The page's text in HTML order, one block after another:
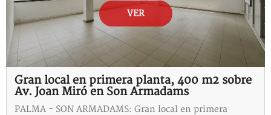
VER
Gran local en primera planta, 400 m2 sobre
Av. Joan Miró en Son Armadams
PALMA - SON ARMADAMS: Gran local en primera